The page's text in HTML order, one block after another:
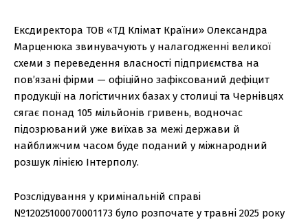
Ексдиректора ТОВ «ТД Клімат Країни» Олександра
Марценюка звинувачують у налагодженні великої
схеми з переведення власності підприємства на
пов’язані фірми — офіційно зафіксований дефіцит
продукції на логістичних базах у столиці та Чернівцях
сягає понад 105 мільйонів гривень, водночас
підозрюваний уже виїхав за межі держави й
найближчим часом буде поданий у міжнародний
розшук лінією Інтерполу.
Розслідування у кримінальній справі
№12025100070001173 було розпочате у травні 2025 року